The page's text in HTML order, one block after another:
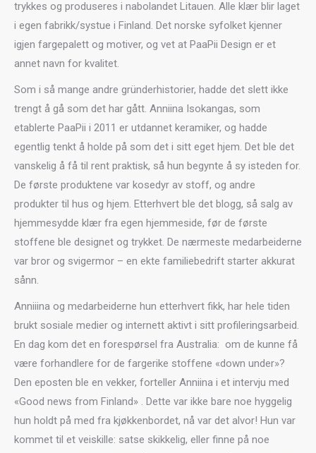
trykkes og produseres i nabolandet Litauen. Alle klær blir laget
i egen fabrikk/systue i Finland. Det norske syfolket kjenner
igjen fargepalett og motiver, og vet at PaaPii Design er et
annet navn for kvalitet.
Som i så mange andre gründerhistorier, hadde det slett ikke
trengt å gå som det har gått. Anniina Isokangas, som
etablerte PaaPii i 2011 er utdannet keramiker, og hadde
egentlig tenkt å holde på som det i sitt eget hjem. Det ble det
vanskelig å få til rent praktisk, så hun begynte å sy isteden for.
De første produktene var kosedyr av stoff, og andre
produkter til hus og hjem. Etterhvert ble det blogg, så salg av
hjemmesydde klær fra egen hjemmeside, før de første
stoffene ble designet og trykket. De nærmeste medarbeiderne
var bror og svigermor – en ekte familiebedrift starter akkurat
sånn.
Anniiina og medarbeiderne hun etterhvert fikk, har hele tiden
brukt sosiale medier og internett aktivt i sitt profileringsarbeid.
En dag kom det en forespørsel fra Australia: om de kunne få
være forhandlere for de fargerike stoffene «down under»?
Den eposten ble en vekker, forteller Anniina i et intervju med
«Good news from Finland» . Dette var ikke bare noe hyggelig
hun holdt på med fra kjøkkenbordet, nå var det alvor! Hun var
kommet til et veiskille: satse skikkelig, eller finne på noe